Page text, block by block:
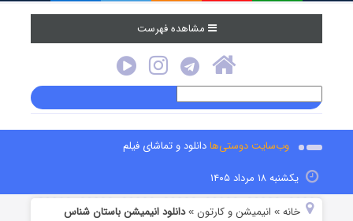
مشاهده فهرست
وب‌سایت دوستی‌هادانلود و تماشای فیلم
یکشنبه ۱۸ مرداد ۱۴۰۵
خانه » انیمیشن و کارتون »دانلود انیمیشن باستان شناس